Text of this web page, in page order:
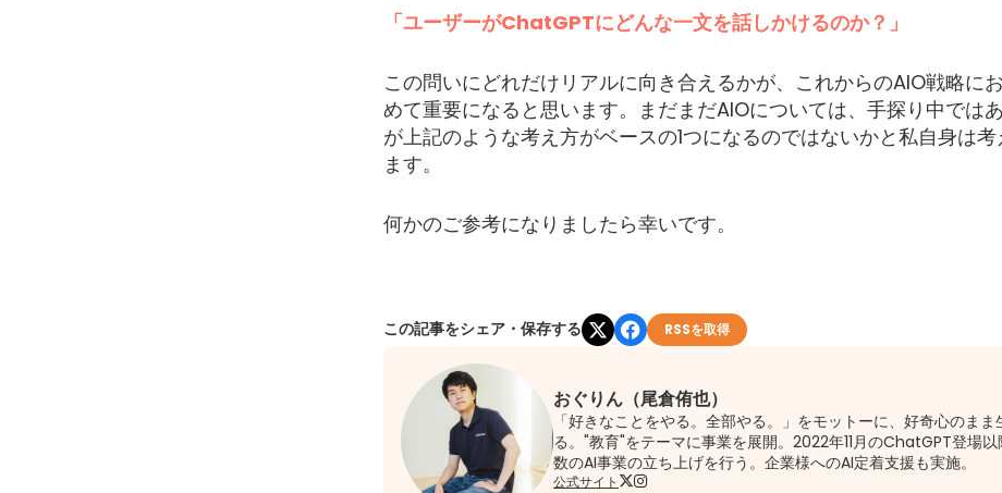
「ユーザーがChatGPTにどんな一文を話しかけるのか？」
この問いにどれだけリアルに向き合えるかが、これからのAIO戦略に
めて重要になると思います。まだまだAIOについては、手探り中では
が上記のような考え方がベースの1つになるのではないかと私自身は考
ます。
何かのご参考になりましたら幸いです。
この記事をシェア・保存する RSSを取得
おぐりん（尾倉侑也）
「好きなことをやる。全部やる。」をモットーに、好奇心のまま
る。"教育"をテーマに事業を展開。2022年11月のChatGPT登場以
数のAI事業の立ち上げを行う。企業様へのAI定着支援も実施。
公式サイト